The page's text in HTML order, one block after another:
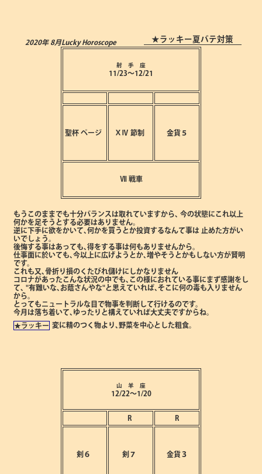
2020年 8月Lucky Horoscope ★ラッキー夏バテ対策
射 手 座
11/23～12/21
聖杯 ページ ⅩⅣ 節制 金貨５
Ⅶ 戦車
もうこのままでも十分バランスは取れていますから､ 今の状態にこれ以上
何かを足そうとする必要はありません。
逆に下手に欲をかいて､何かを買うとか投資するなんて事は 止めた方がい
いでしょう。
後悔する事はあっても､得をする事は何もありませんから。
仕事面に於いても､今以上に広げようとか､増やそうとかもしない方が賢明
です。
これも又､骨折り損のくたびれ儲けにしかなりません
コロナがあったこんな状況の中でも､この様におれている事にまず感謝をし
て､ "有難いな､お蔭さんやな"と思えていれば､そこに何の毒も入りません
から。
とってもニュートラルな目で物事を判断して行けるのです。
今月は落ち着いて､ゆったりと構えていれば大丈夫ですからね。
★ラッキー 変に精のつく物より､野菜を中心とした粗食。
山 羊 座
12/22～1/20
R R
剣６ 剣７ 金貨３